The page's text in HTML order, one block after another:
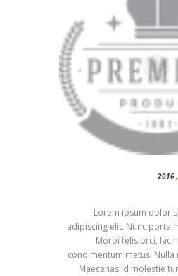
2016
Lorem ipsum dolor
adipiscing elit. Nunc porta
Morbi felis orci,
condimentum metus. Nulla
Maecenas id molestie